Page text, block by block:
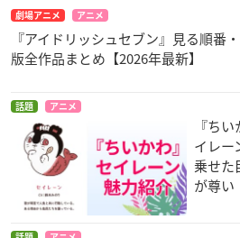
劇場アニメ アニメ
『アイドリッシュセブン』見る順番
版全作品まとめ【2026年最新】
話題 アニメ
『ち
イレー
乗せた
が尊い